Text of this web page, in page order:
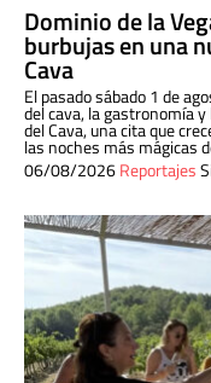
Dominio de la
burbujas en una
Cava
El pasado sábado 1 de
del cava, la gastronomía
del Cava, una cita que
las noches más mágicas
06/08/2026Reportajes